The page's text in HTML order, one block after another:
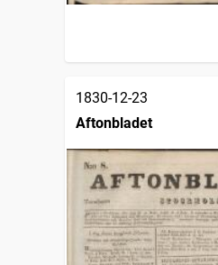
1830-12-23
Aftonbladet